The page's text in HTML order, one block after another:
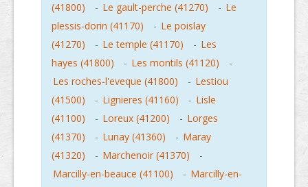
(41800)
- Le gault-perche (41270) - Le
plessis-dorin (41170)
- Le poislay
(41270)
- Le temple (41170) - Les
hayes (41800)
- Les montils (41120)
-
Les roches-l'eveque (41800)
- Lestiou
(41500)
- Lignieres (41160) - Lisle
(41100)
- Loreux (41200) - Lorges
(41370)
- Lunay (41360) - Maray
(41320)
- Marchenoir (41370)
-
Marcilly-en-beauce (41100)
- Marcilly-en-